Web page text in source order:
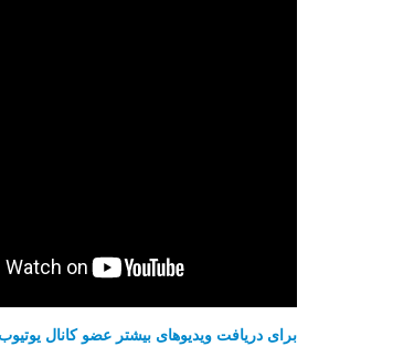
برای دریافت ویدیوهای بیشتر عضو کانال